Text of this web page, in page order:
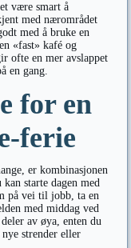
være smart å
med nærområdet
med å bruke en
«fast» kafé og
ofte en mer avslappet
en gang.
for en
ferie
er kombinasjonen
starte dagen med
på vei til jobb, ta en
med middag ved
av øya, enten du
strender eller